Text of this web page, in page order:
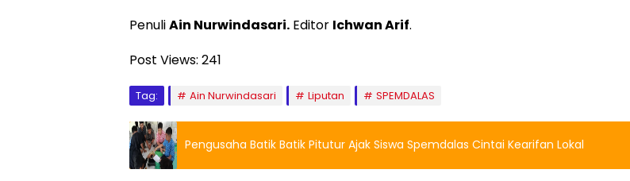
PenuliAin Nurwindasari. Editor Ichwan Arif.
Post Views: 241
Tag: Ain Nurwindasari Liputan SPEMDALAS
Pengusaha Batik Batik Pitutur Ajak Siswa Spemdalas Cintai Kearifan Lokal